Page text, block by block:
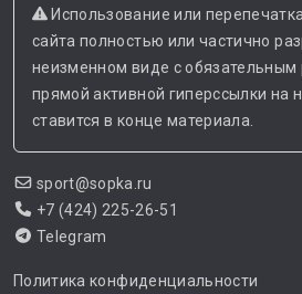
Использование или
сайта полностью или частично
неизменном виде с
прямой активной гиперссылки на
ставится в конце материала.
sport@sopka.ru
+7 (424) 225-26-51
Telegram
Политика конфиденциальности